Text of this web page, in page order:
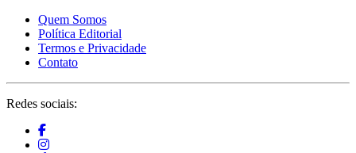
Quem Somos
Política Editorial
Termos e Privacidade
Contato
Redes sociais: